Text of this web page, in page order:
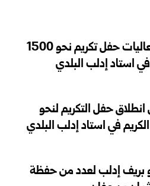
بحضور رسمي وشعبي فعاليات حفل تكريم نحو 1500
استاد إدلب البلدي
انطلاق حفل التكريم لنحو
بريف إدلب لعدد من حفظة